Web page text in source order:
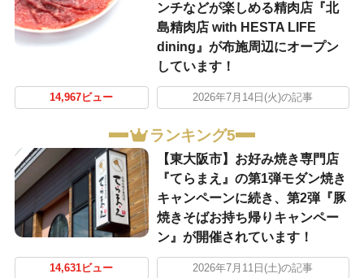
ンチなどが楽しめる精肉店『北
島精肉店 with HESTA LIFE
dining』が布施周辺にオープン
しています！
14,967ビュー 2026年7月14日(火)の記事
ランキング5
【東大阪市】お好み焼き専門店
『てらまえ』の第1弾モダン焼き
キャンペーンに続き、第2弾『豚
焼きそばお持ち帰りキャンペー
ン』が開催されています！
14,631ビュー 2026年7月11日(土)の記事